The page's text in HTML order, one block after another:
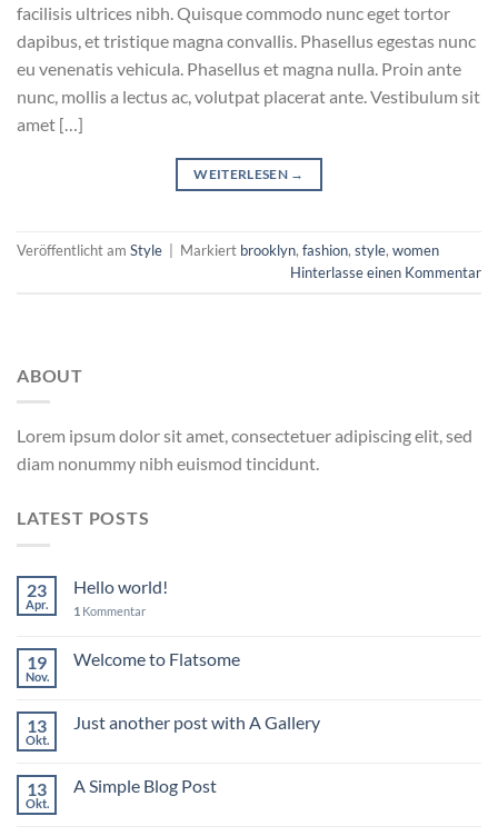
facilisis ultrices nibh. Quisque commodo nunc eget tortor
dapibus, et tristique magna convallis. Phasellus egestas nunc
eu venenatis vehicula. Phasellus et magna nulla. Proin ante
nunc, mollis a lectus ac, volutpat placerat ante. Vestibulum sit
amet […]
WEITERLESEN →
Veröffentlicht am Style Markiert brooklyn, fashion, style, women
Hinterlasse einen Kommentar
ABOUT
Lorem ipsum dolor sit amet, consectetuer adipiscing elit, sed
diam nonummy nibh euismod tincidunt.
LATEST POSTS
23
Apr.
Hello world!
1 Kommentar
19
Nov.
Welcome to Flatsome
13
Okt.
Just another post with A Gallery
13
Okt.
A Simple Blog Post